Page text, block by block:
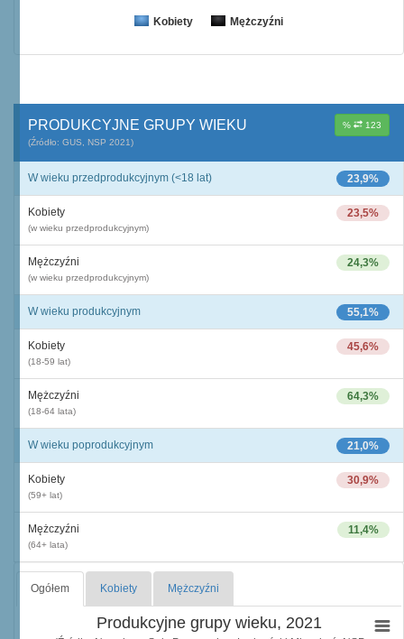
Kobiety Mężczyźni
% 123
PRODUKCYJNE GRUPY WIEKU
(Źródło: GUS, NSP 2021)
23,9%
W wieku przedprodukcyjnym (<18 lat)
23,5%
Kobiety
(w wieku przedprodukcyjnym)
24,3%
Mężczyźni
(w wieku przedprodukcyjnym)
55,1%
W wieku produkcyjnym
45,6%
Kobiety
(18-59 lat)
64,3%
Mężczyźni
(18-64 lata)
21,0%
W wieku poprodukcyjnym
30,9%
Kobiety
(59+ lat)
11,4%
Mężczyźni
(64+ lata)
Ogółem Kobiety Mężczyźni
Produkcyjne grupy wieku, 2021